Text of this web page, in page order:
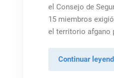
el Consejo de
15 miembros
el territorio afgano
Continuar